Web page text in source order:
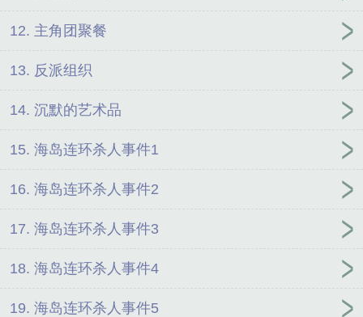
12. 主角团聚餐
13. 反派组织
14. 沉默的艺术品
15. 海岛连环杀人事件1
16. 海岛连环杀人事件2
17. 海岛连环杀人事件3
18. 海岛连环杀人事件4
19. 海岛连环杀人事件5